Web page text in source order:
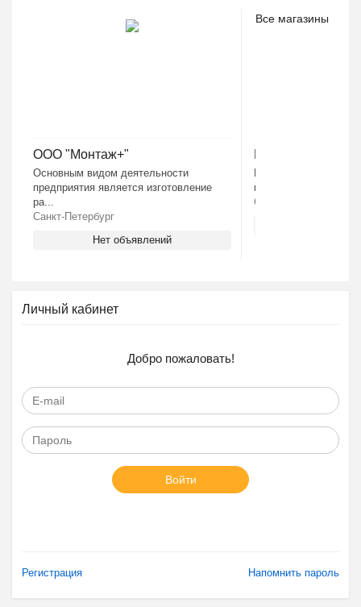
Все магазины
ООО "Монтаж+"
Основным видом деятельности
предприятия является изготовление
ра...
Санкт-Петербург
Нет объявлений
из лидеров мировог...
Санкт-Петербург
Личный кабинет
Добро пожаловать!
Войти
Регистрация Напомнить пароль